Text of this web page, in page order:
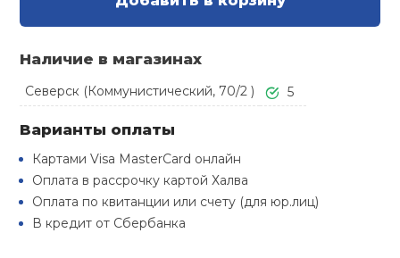
Стойки под
Барбекю
подушки
Шорты
Весы
Гири
игры
стенки
сувениры
для
Наличие в магазинах
Северск (Коммунистический, 70/2 ) 5
Варианты оплаты
Картами Visa MasterCard онлайн
Оплата в рассрочку картой Халва
Оплата по квитанции или счету (для юр.лиц)
В кредит от Сбербанка